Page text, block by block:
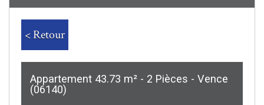
< Retour
Appartement 43.73 m² - 2 Pièces - Vence
(06140)